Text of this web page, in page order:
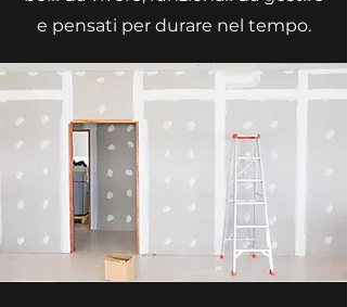
e pensati per durare nel tempo.